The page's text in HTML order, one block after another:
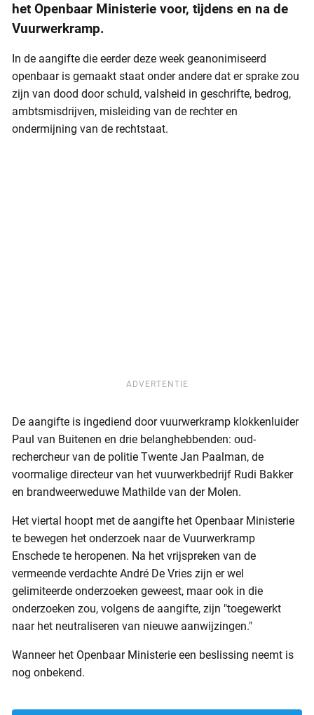
het Openbaar Ministerie voor, tijdens en na de
Vuurwerkramp.
In de aangifte die eerder deze week geanonimiseerd
openbaar is gemaakt staat onder andere dat er sprake zou
zijn van dood door schuld, valsheid in geschrifte, bedrog,
ambtsmisdrijven, misleiding van de rechter en
ondermijning van de rechtstaat.
ADVERTENTIE
De aangifte is ingediend door vuurwerkramp klokkenluider
Paul van Buitenen en drie belanghebbenden: oud-
rechercheur van de politie Twente Jan Paalman, de
voormalige directeur van het vuurwerkbedrijf Rudi Bakker
en brandweerweduwe Mathilde van der Molen.
Het viertal hoopt met de aangifte het Openbaar Ministerie
te bewegen het onderzoek naar de Vuurwerkramp
Enschede te heropenen. Na het vrijspreken van de
vermeende verdachte André De Vries zijn er wel
gelimiteerde onderzoeken geweest, maar ook in die
onderzoeken zou, volgens de aangifte, zijn "toegewerkt
naar het neutraliseren van nieuwe aanwijzingen."
Wanneer het Openbaar Ministerie een beslissing neemt is
nog onbekend.